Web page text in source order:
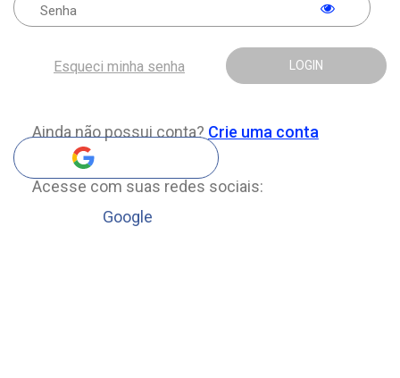
LOGIN
Esqueci minha senha
Ainda não possui conta? Crie uma conta
Acesse com suas redes sociais:
Google